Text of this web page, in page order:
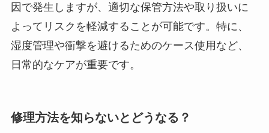
因で発生しますが、適切な保管方法や取り扱いに
よってリスクを軽減することが可能です。特に、
湿度管理や衝撃を避けるためのケース使用など、
日常的なケアが重要です。
修理方法を知らないとどうなる？